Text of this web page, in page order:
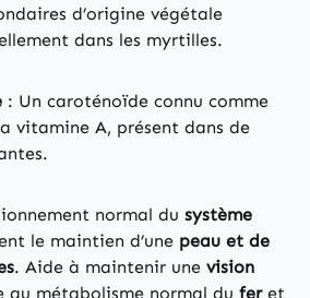
d’origine végétale
dans les myrtilles.
: Un caroténoïde connu comme
vitamine A, présent dans de
normal du système
le maintien d’une peau et de
. Aide à maintenir une vision
au métabolisme normal du feret